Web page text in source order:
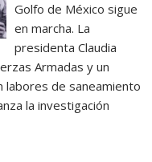
Golfo de México sigue
en marcha. La
presidenta Claudia
Armadas y un
labores de saneamiento
la investigación